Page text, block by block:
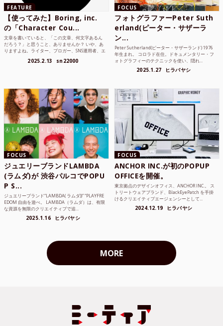
FEATURE
【使ってみた】Boring, inc.
の「Character Cou...
文章を書いていると、「この文章、何文字あるん
だろう？」と思うこと、ありませんか？ いや、あ
りますよね。ライター、ブロガー、SNS運用者、エ
2025.2.13 sn22000
FOCUS
フォトグラファーPeter Suth
erland(ピーター・サザーラ
ン...
Peter Sutherland(ピーター・サザーランド) 1976
年生まれ。 コロラド在住。ドキュメンタリー・フ
ォトグラフィーのテクニックを使い、隠れ...
2025.1.27 ヒラバヤシ
FOCUS
ジュエリーブランドLAMBDA
(ラムダ)が 渋谷パルコでPOPU
P S...
ジュエリーブランド“LAMBDA( ラムダ))” “PLAYFRE
EDOM 自由を遊べ。 LAMBDA（ラムダ）は、有限
な資源を無限のクリエイティブで追...
2025.1.16 ヒラバヤシ
FOCUS
ANCHOR INC.が初のPOPUP
OFFICEを開催。
東京拠点のデザインオフィス、ANCHOR INC.。 ス
トリートウェアブランド、BlackEyePatch を手掛
けるクリエイティブエージェンシーとして...
2024.12.19 ヒラバヤシ
MORE